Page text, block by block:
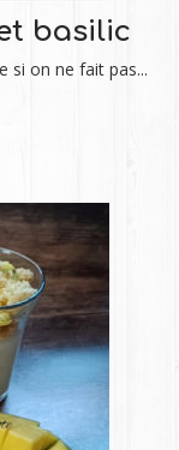
basilic
si on ne fait pas...